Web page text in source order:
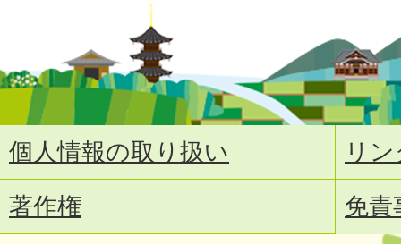
個人情報の取り扱い
リ
著作権
免責